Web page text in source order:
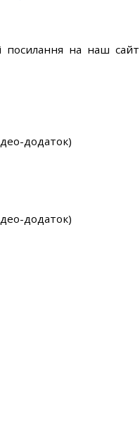
посилання на наш сайт
додаток)
додаток)